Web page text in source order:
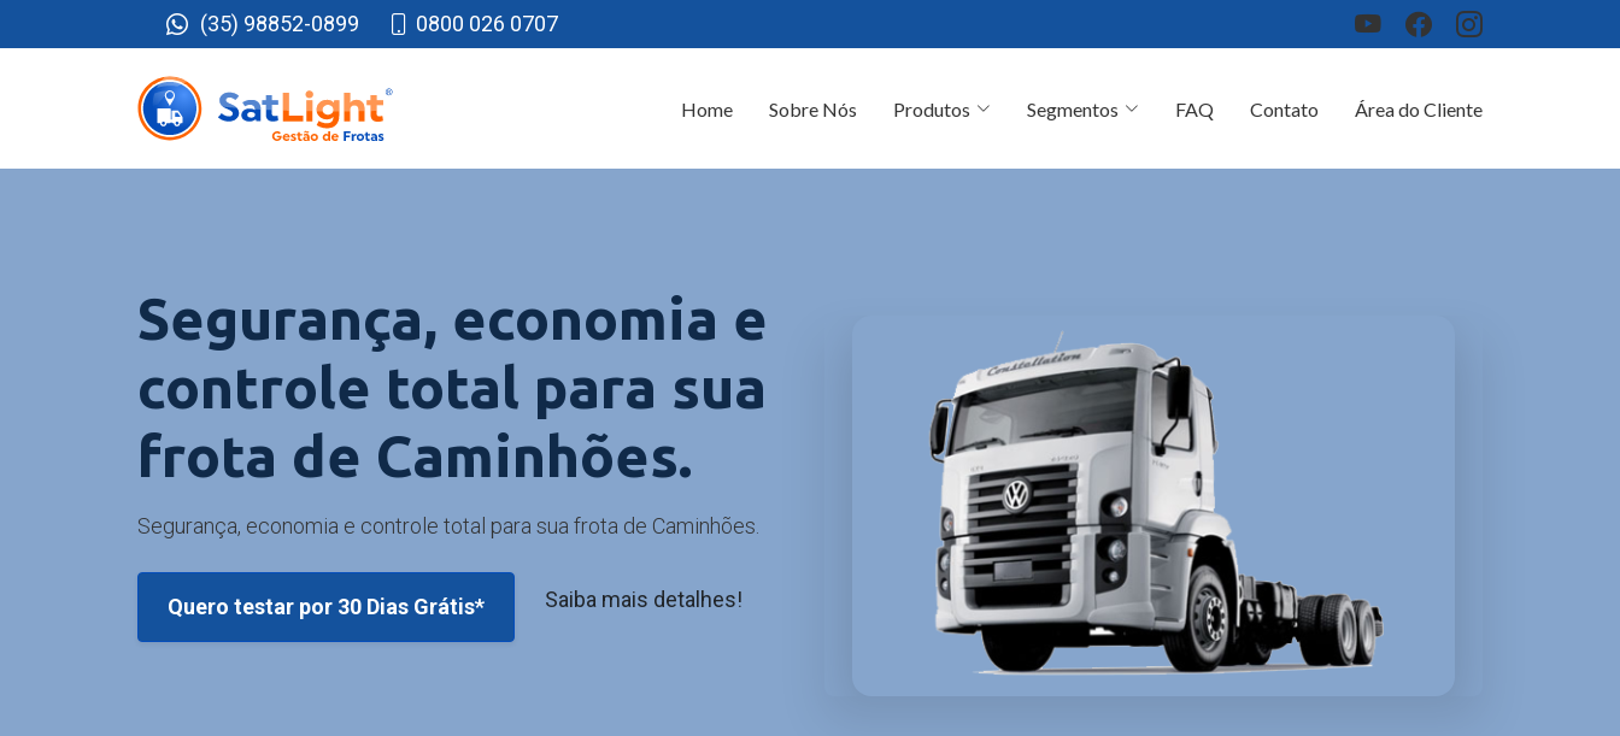
(35) 98852-0899 0800 026 0707
Home Sobre Nós Produtos Segmentos FAQ Contato Área do Cliente
Segurança, economia e
controle total para sua
frota de Caminhões.
Segurança, economia e controle total para sua frota de Caminhões.
Quero testar por 30 Dias Grátis* Saiba mais detalhes!